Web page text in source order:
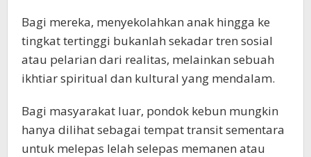
Bagi mereka, menyekolahkan anak hingga ke
tingkat tertinggi bukanlah sekadar tren sosial
atau pelarian dari realitas, melainkan sebuah
ikhtiar spiritual dan kultural yang mendalam.
Bagi masyarakat luar, pondok kebun mungkin
hanya dilihat sebagai tempat transit sementara
untuk melepas lelah selepas memanen atau